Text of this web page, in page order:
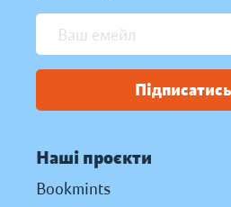
Підписатись
Наші проєкти
Bookmints